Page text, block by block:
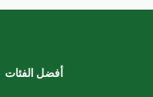
أفضل الفئات